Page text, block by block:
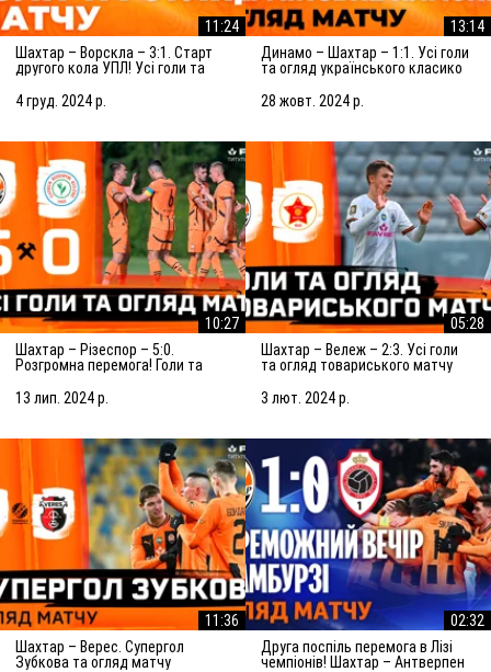
11:24
Шахтар – Ворскла – 3:1. Старт
другого кола УПЛ! Усі голи та
4 груд. 2024 р.
13:14
Динамо – Шахтар – 1:1. Усі голи
та огляд українського класико
28 жовт. 2024 р.
10:27
Шахтар – Різеспор – 5:0.
Розгромна перемога! Голи та
13 лип. 2024 р.
05:28
Шахтар – Вележ – 2:3. Усі голи
та огляд товариського матчу
3 лют. 2024 р.
11:36
Шахтар – Верес. Супергол
Зубкова та огляд матчу
02:32
Друга поспіль перемога в Лізі
чемпіонів! Шахтар – Антверпен